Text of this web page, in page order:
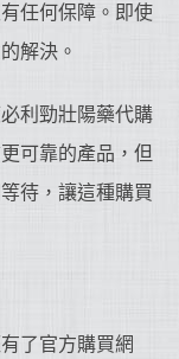
任何保障。即使
解決。
利勁壯陽藥代購
可靠的產品，但
待，讓這種購買
了官方購買網